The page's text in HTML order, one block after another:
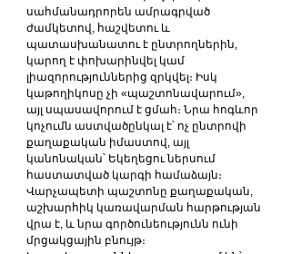
սահմանադրորեն ամրագրված
ժամկետով, հաշվետու և
պատասխանատու է ընտրողներին,
կարող է փոխարինվել կամ
լիազորություններից զրկվել։ Իսկ
կաթողիկոսը չի «պաշտոնավարում»,
այլ սպասավորում է ցմահ։ Նրա հոգևոր
կոչումն աստվածընկալ է՝ ոչ ընտրովի
քաղաքական իմաստով, այլ
կանոնական՝ Եկեղեցու ներսում
հաստատված կարգի համաձայն։
Վարչապետի պաշտոնը քաղաքական,
աշխարհիկ կառավարման հարթության
վրա է, և նրա գործունեությունն ունի
մրցակցային բնույթ։